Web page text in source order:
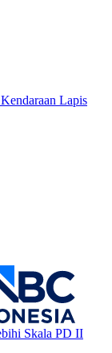
Lapis
Skala PD II